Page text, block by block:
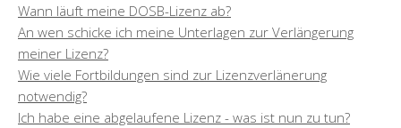
Wann läuft meine DOSB-Lizenz ab?
An wen schicke ich meine Unterlagen zur Verlängerung
meiner Lizenz?
Wie viele Fortbildungen sind zur Lizenzverlänerung
notwendig?
Ich habe eine abgelaufene Lizenz - was ist nun zu tun?